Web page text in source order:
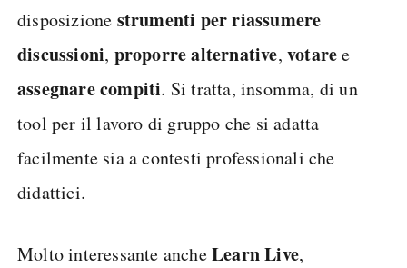
disposizione strumenti per riassumere
discussioni, proporre alternative,votaree
assegnare compiti. Si tratta, insomma, di un
tool per il lavoro di gruppo che si adatta
facilmente sia a contesti professionali che
didattici.
Molto interessante ancheLearnLive,